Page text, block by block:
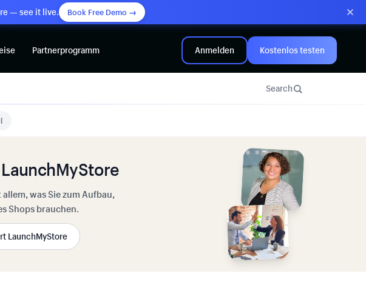
— see it live. Book Free Demo →
Partnerprogramm Anmelden Kostenlos testen
Search
was Sie zum Aufbau,
Shops brauchen.
LaunchMyStore